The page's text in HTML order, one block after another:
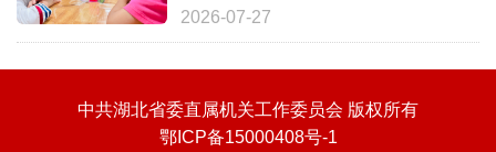
一夏”全覆盖暑期照护体系
2026-07-27
中共湖北省委直属机关工作委员会 版权所有
鄂ICP备15000408号-1